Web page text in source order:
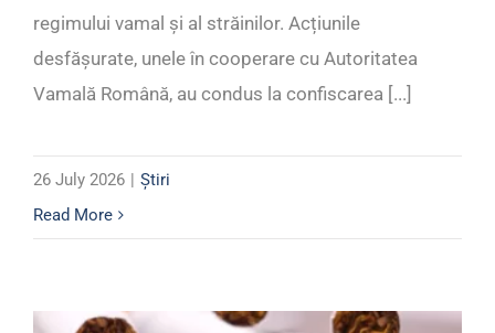
regimului vamal și al străinilor. Acțiunile
desfășurate, unele în cooperare cu Autoritatea
Vamală Română, au condus la confiscarea [...]
26 July 2026 | Știri
Read More